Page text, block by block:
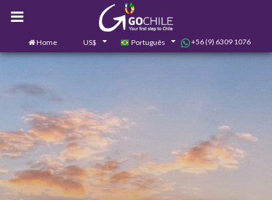
Home US$ Português +56 (9) 6309 1076